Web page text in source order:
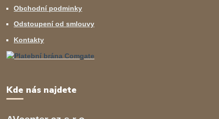
Obchodní podminky
Odstoupení od smlouvy
Kontakty
Kde nás najdete